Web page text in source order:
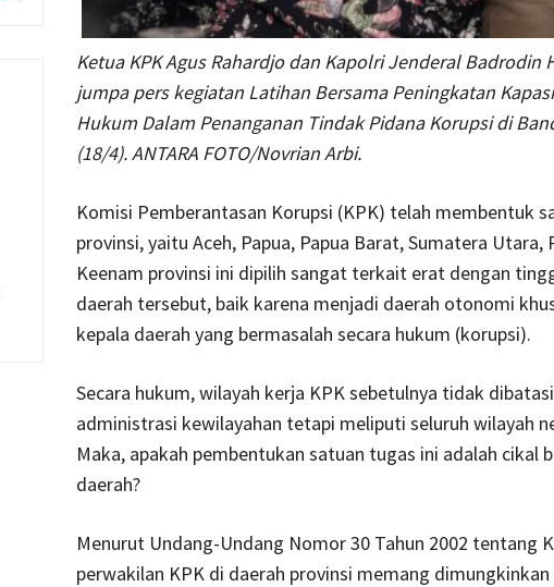
Ketua KPK Agus Rahardjo dan Kapolri Jenderal Badrodin
jumpa pers kegiatan Latihan Bersama Peningkatan
Hukum Dalam Penanganan Tindak Pidana Korupsi di
(18/4). ANTARA FOTO/Novrian Arbi.
Komisi Pemberantasan Korupsi (KPK) telah membentuk
provinsi, yaitu Aceh, Papua, Papua Barat, Sumatera Utara,
Keenam provinsi ini dipilih sangat terkait erat dengan
daerah tersebut, baik karena menjadi daerah otonomi
kepala daerah yang bermasalah secara hukum (korupsi).
Secara hukum, wilayah kerja KPK sebetulnya tidak
administrasi kewilayahan tetapi meliputi seluruh wilayah
Maka, apakah pembentukan satuan tugas ini adalah cikal
daerah?
Menurut Undang-Undang Nomor 30 Tahun 2002 tentang
perwakilan KPK di daerah provinsi memang